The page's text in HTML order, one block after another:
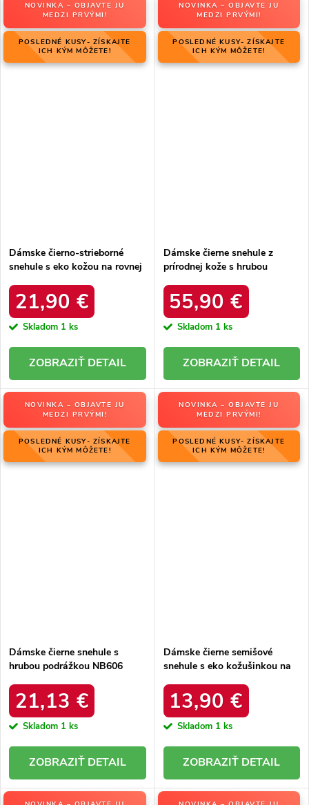
NOVINKA – OBJAVTE JU
MEDZI PRVÝMI!
POSLEDNÉ KUSY- ZÍSKAJTE
ICH KÝM MÔŽETE!
Dámske čierno-strieborné
snehule s eko kožou na rovnej
34586 SREBRNY
21,90 €
Skladom 1 ks
DETAIL
NOVINKA – OBJAVTE JU
MEDZI PRVÝMI!
POSLEDNÉ KUSY- ZÍSKAJTE
ICH KÝM MÔŽETE!
Dámske čierne snehule z
prírodnej kože s hrubou
produktu OO274A206
55,90 €
Skladom 1 ks
DETAIL
NOVINKA – OBJAVTE JU
MEDZI PRVÝMI!
POSLEDNÉ KUSY- ZÍSKAJTE
ICH KÝM MÔŽETE!
Dámske čierne snehule s
hrubou podrážkou NB606
21,13 €
Skladom 1 ks
DETAIL
NOVINKA – OBJAVTE JU
MEDZI PRVÝMI!
POSLEDNÉ KUSY- ZÍSKAJTE
ICH KÝM MÔŽETE!
Dámske čierne semišové
snehule s eko kožušinkou na
BLACK
13,90 €
Skladom 1 ks
DETAIL